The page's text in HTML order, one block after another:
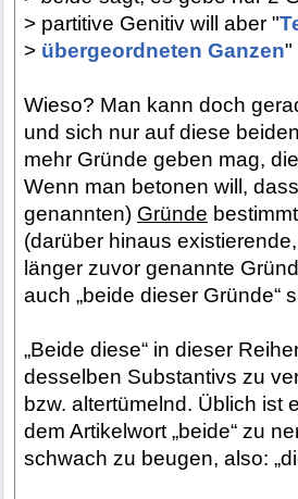
> partitive Genitiv will aber "
> übergeordneten Ganzen"
Wieso? Man kann doch
und sich nur auf diese
mehr Gründe geben mag,
Wenn man betonen will,
genannten) Gründe
(darüber hinaus
länger zuvor genannte
auch „beide dieser Gründe“
„Beide diese“ in dieser
desselben Substantivs zu
bzw. altertümelnd. Üblich ist
dem Artikelwort „beide“ zu
schwach zu beugen, also: